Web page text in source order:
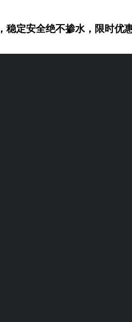
，稳定安全绝不掺水，限时优